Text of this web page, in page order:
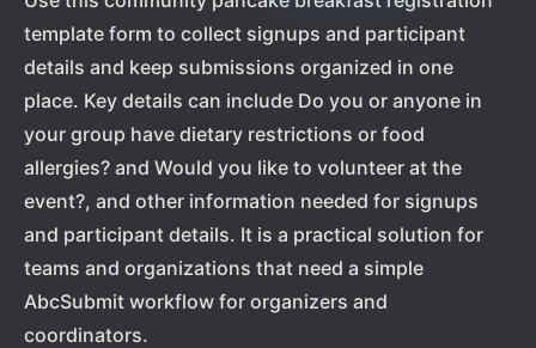
template form to collect signups and participant
details and keep submissions organized in one
place. Key details can include Do you or anyone in
your group have dietary restrictions or food
allergies? and Would you like to volunteer at the
event?, and other information needed for signups
and participant details. It is a practical solution for
teams and organizations that need a simple
AbcSubmit workflow for organizers and
coordinators.